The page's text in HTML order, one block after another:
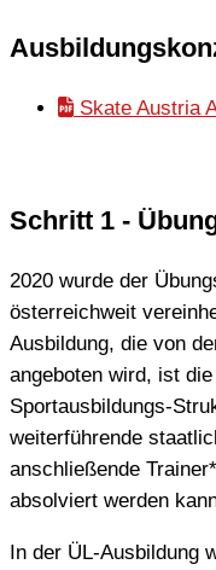
Skate Austria
Schritt 1 -
2020 wurde der
österreichweit
Ausbildung, die von
angeboten wird, ist
Sportausbildungs-
weiterführende
anschließende
absolviert werden
In der ÜL-Ausbildung